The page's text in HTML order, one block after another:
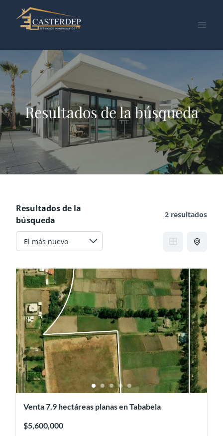
contenido
Resultados de la búsqueda
Resultados de la
búsqueda
2 resultados
Venta 7.9 hectáreas planas en Tababela
$5,600,000